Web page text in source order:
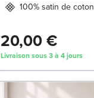
100% satin de coton
20,00 €
Livraison sous 3 à 4 jours